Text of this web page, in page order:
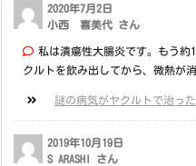
2020年7月2日
小西 喜美代 さん
私は潰瘍性大腸炎です。もう約
クルトを飲み出してから、微熱が
謎の病気がヤクルトで治っ
2019年10月19日
S ARASHI さん